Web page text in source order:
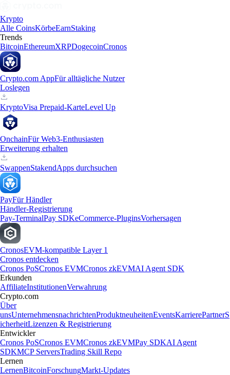
Krypto
Alle CoinsKörbeEarnStaking
Trends
BitcoinEthereumXRPDogecoinCronos
Crypto.com AppFür alltägliche Nutzer
Loslegen
KryptoVisa Prepaid-KarteLevel Up
OnchainFür Web3-Enthusiasten
Erweiterung erhalten
SwappenStakendApps durchsuchen
PayFür Händler
Händler-Registrierung
Pay-TerminalPay SDKeCommerce-PluginsVorhersagen
CronosEVM-kompatible Layer 1
Cronos entdecken
Cronos PoSCronos EVMCronos zkEVMAI Agent SDK
Erkunden
AffiliateInstitutionenVerwahrung
Crypto.com
Über
unsUnternehmensnachrichtenProduktneuheitenEventsKarrierePartnerS
icherheitLizenzen & Registrierung
Entwickler
Cronos PoSCronos EVMCronos zkEVMPay SDKAI Agent
SDKMCP ServersTrading Skill Repo
Lernen
LernenBitcoinForschungMarkt-Updates